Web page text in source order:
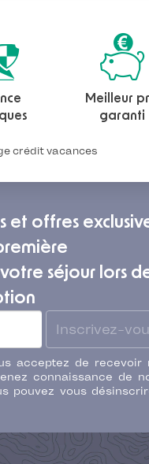
Meilleur
garanti
crédit vacances
et offres
séjour lors
Inscrivez-
acceptez de recevoir
connaissance de
pouvez vous